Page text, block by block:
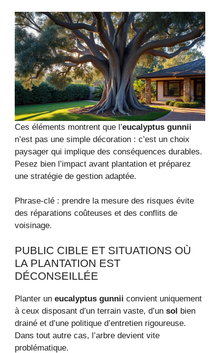
Ces éléments montrent que l’eucalyptus gunnii
n’est pas une simple décoration : c’est un choix
paysager qui implique des conséquences durables.
Pesez bien l’impact avant plantation et préparez
une stratégie de gestion adaptée.
Phrase-clé : prendre la mesure des risques évite
des réparations coûteuses et des conflits de
voisinage.
PUBLIC CIBLE ET SITUATIONS OÙ
LA PLANTATION EST
DÉCONSEILLÉE
Planter un eucalyptus gunnii convient uniquement
à ceux disposant d’un terrain vaste, d’un sol bien
drainé et d’une politique d’entretien rigoureuse.
Dans tout autre cas, l’arbre devient vite
problématique.